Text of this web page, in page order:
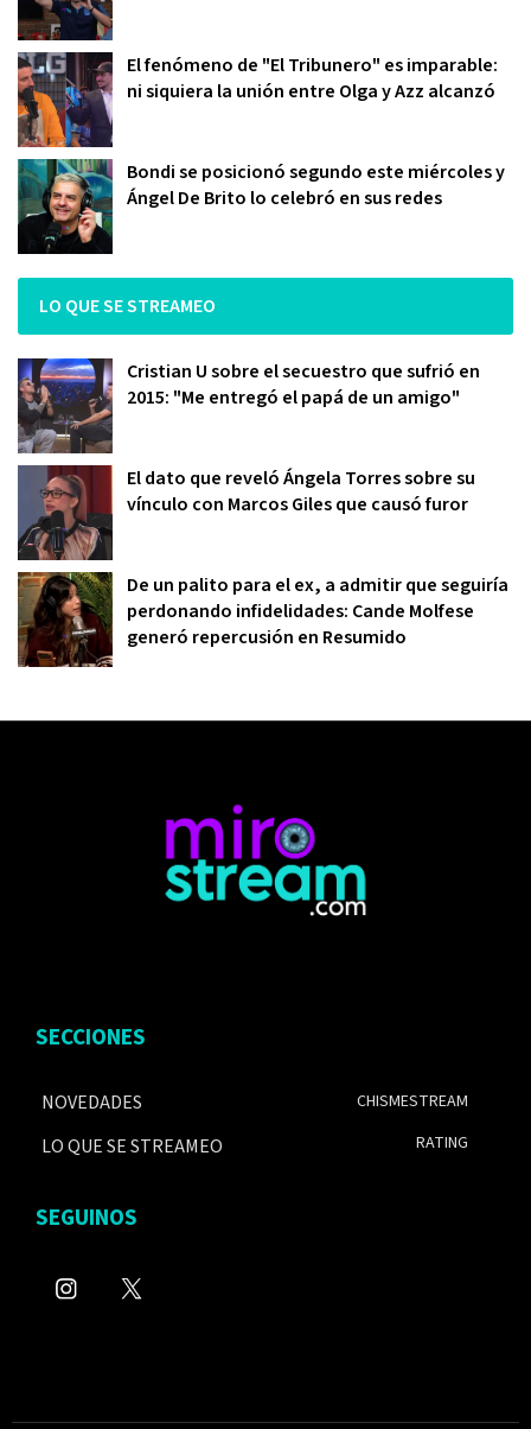
El fenómeno de "El Tribunero" es imparable:
ni siquiera la unión entre Olga y Azz alcanzó
Bondi se posicionó segundo este miércoles y
Ángel De Brito lo celebró en sus redes
LO QUE SE STREAMEO
Cristian U sobre el secuestro que sufrió en
2015: "Me entregó el papá de un amigo"
El dato que reveló Ángela Torres sobre su
vínculo con Marcos Giles que causó furor
De un palito para el ex, a admitir que seguiría
perdonando infidelidades: Cande Molfese
generó repercusión en Resumido
SECCIONES
NOVEDADES
LO QUE SE STREAMEO
CHISMESTREAM
RATING
SEGUINOS